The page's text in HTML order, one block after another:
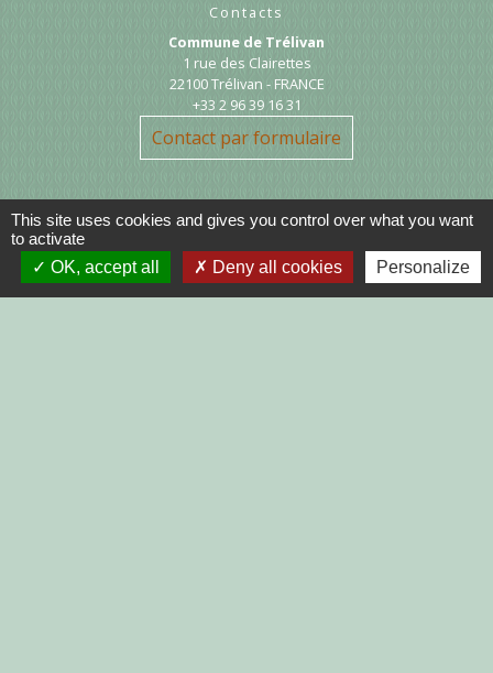
Contacts
Commune de Trélivan
1 rue des Clairettes
22100 Trélivan - FRANCE
+33 2 96 39 16 31
Contact par formulaire
Liens
This site uses cookies and gives you control over what you want
to activate
OK, accept all
Deny all cookies Personalize